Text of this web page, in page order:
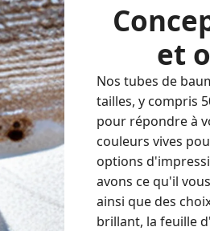
et
Nos tubes de
tailles, y compris
pour répondre à
couleurs vives
options
avons ce qu'il
ainsi que des
brillant, la feuille